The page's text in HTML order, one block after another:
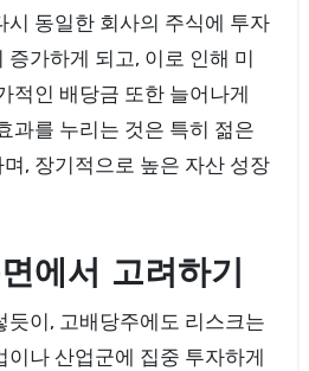
시 동일한 회사의 주식에 투자
증가하게 되고, 이로 인해 미
적인 배당금 또한 늘어나게
과를 누리는 것은 특히 젊은
, 장기적으로 높은 자산 성장
에서 고려하기
듯이, 고배당주에도 리스크는
이나 산업군에 집중 투자하게